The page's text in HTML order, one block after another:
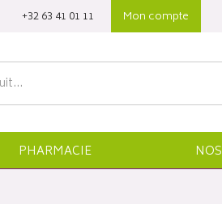
‭+32 63 41 01 11‬ Mon compte
PHARMACIE NOS